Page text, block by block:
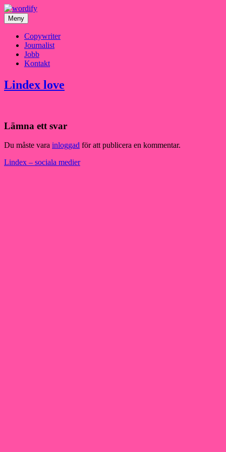
Hoppa
till
innehåll
Meny
Copywriter
Journalist
Jobb
Kontakt
Lindex love
Lämna ett svar
Du måste vara inloggad för att publicera en kommentar.
Inläggsnavigering
Lindex – sociala medier